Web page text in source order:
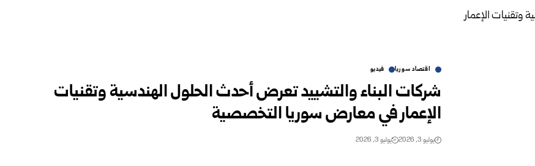
اقتصاد سوريا فيديو
شركات البناء والتشييد تعرض أحدث الحلول الهندسية وتقنيات
الإعمار في معارض سوريا التخصصية
يوليو 3, 2026 يوليو 3, 2026